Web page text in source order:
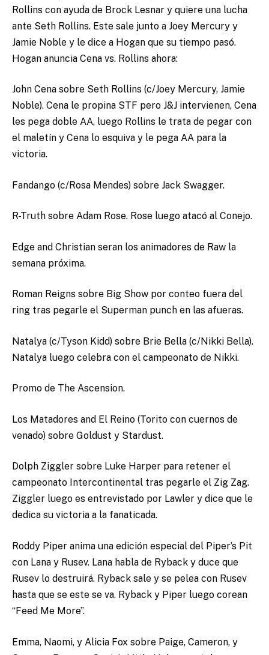
Rollins con ayuda de Brock Lesnar y quiere una lucha
ante Seth Rollins. Este sale junto a Joey Mercury y
Jamie Noble y le dice a Hogan que su tiempo pasó.
Hogan anuncia Cena vs. Rollins ahora:
John Cena sobre Seth Rollins (c/Joey Mercury, Jamie
Noble). Cena le propina STF pero J&J intervienen, Cena
les pega doble AA, luego Rollins le trata de pegar con
el maletín y Cena lo esquiva y le pega AA para la
victoria.
Fandango (c/Rosa Mendes) sobre Jack Swagger.
R-Truth sobre Adam Rose. Rose luego atacó al Conejo.
Edge and Christian seran los animadores de Raw la
semana próxima.
Roman Reigns sobre Big Show por conteo fuera del
ring tras pegarle el Superman punch en las afueras.
Natalya (c/Tyson Kidd) sobre Brie Bella (c/Nikki Bella).
Natalya luego celebra con el campeonato de Nikki.
Promo de The Ascension.
Los Matadores and El Reino (Torito con cuernos de
venado) sobre Goldust y Stardust.
Dolph Ziggler sobre Luke Harper para retener el
campeonato Intercontinental tras pegarle el Zig Zag.
Ziggler luego es entrevistado por Lawler y dice que le
dedica su victoria a la fanaticada.
Roddy Piper anima una edición especial del Piper’s Pit
con Lana y Rusev. Lana habla de Ryback y duce que
Rusev lo destruirá. Ryback sale y se pelea con Rusev
hasta que se este se va. Ryback y Piper luego corean
“Feed Me More”.
Emma, Naomi, y Alicia Fox sobre Paige, Cameron, y